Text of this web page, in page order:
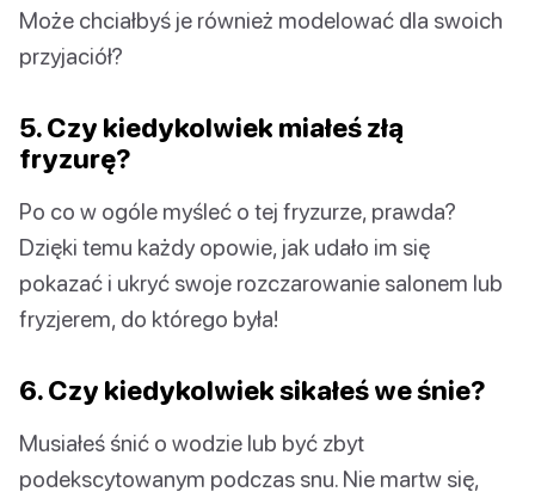
Może chciałbyś je również modelować dla swoich
przyjaciół?
5. Czy kiedykolwiek miałeś złą
fryzurę?
Po co w ogóle myśleć o tej fryzurze, prawda?
Dzięki temu każdy opowie, jak udało im się
pokazać i ukryć swoje rozczarowanie salonem lub
fryzjerem, do którego była!
6. Czy kiedykolwiek sikałeś we śnie?
Musiałeś śnić o wodzie lub być zbyt
podekscytowanym podczas snu. Nie martw się,